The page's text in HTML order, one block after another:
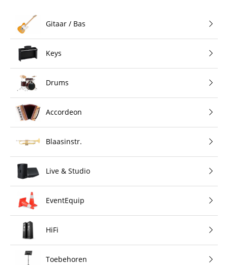
Gitaar / Bas
Keys
Drums
Accordeon
Blaasinstr.
Live & Studio
EventEquip
HiFi
Toebehoren